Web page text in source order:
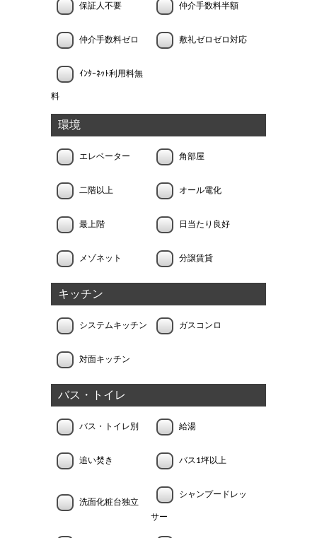
保証人不要 仲介手数料半額
仲介手数料ゼロ 敷礼ゼロゼロ対応
ｲﾝﾀｰﾈｯﾄ利用料無
料
環境
エレベーター 角部屋
二階以上 オール電化
最上階 日当たり良好
メゾネット 分譲賃貸
キッチン
システムキッチン ガスコンロ
対面キッチン
バス・トイレ
バス・トイレ別 給湯
追い焚き バス1坪以上
洗面化粧台独立
シャンプードレッ
サー